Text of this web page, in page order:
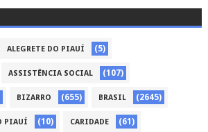
ALEGRETE DO PIAUÍ (5)
ASSISTÊNCIA SOCIAL (107)
BIZARRO (655) BRASIL (2645)
PIAUÍ (10) CARIDADE (61)